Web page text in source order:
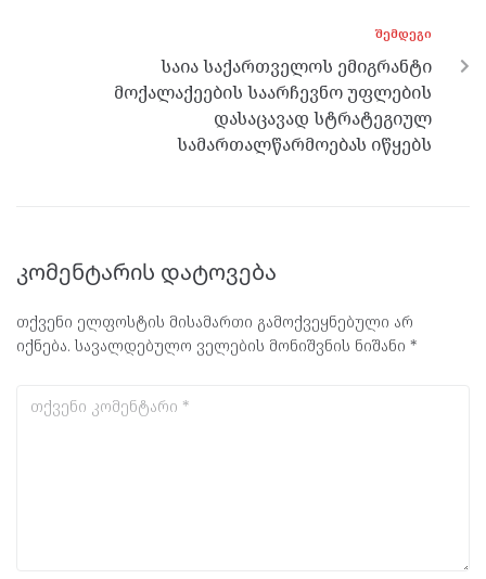
ᲨᲔᲛᲓᲔᲒᲘ
საია საქართველოს ემიგრანტი
მოქალაქეების საარჩევნო უფლების
დასაცავად სტრატეგიულ
სამართალწარმოებას იწყებს
კომენტარის დატოვება
თქვენი ელფოსტის მისამართი გამოქვეყნებული არ
იქნება. სავალდებულო ველების მონიშვნის ნიშანი *